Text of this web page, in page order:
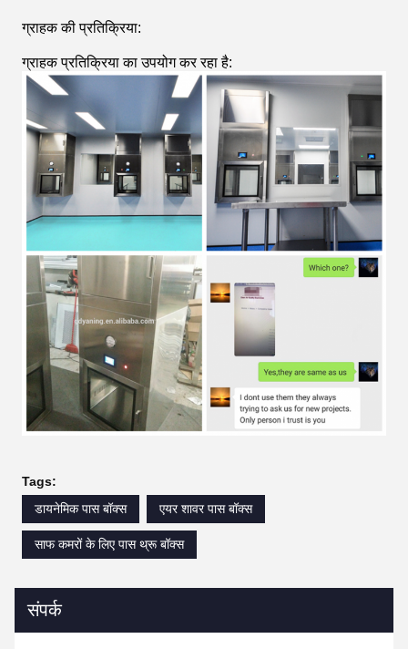
ग्राहक की प्रतिक्रिया:
ग्राहक प्रतिक्रिया का उपयोग कर रहा है:
Tags:
डायनेमिक पास बॉक्स
एयर शावर पास बॉक्स
साफ कमरों के लिए पास थ्रू बॉक्स
संपर्क